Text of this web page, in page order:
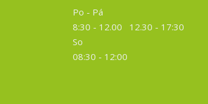
Po - Pá
8:30 - 12.00 12.30 - 17:30
So
08:30 - 12:00